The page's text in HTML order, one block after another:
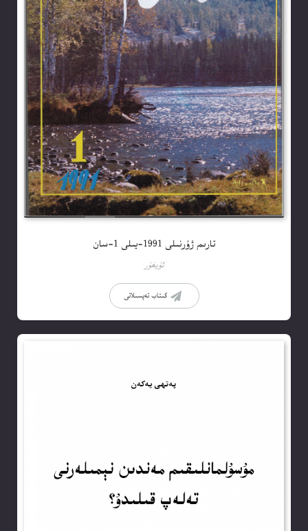
تارىم ژۇرنىلى 1991-يىلى 1-سان
ئۇيغۇر
كىتاب تەپسىلاتى